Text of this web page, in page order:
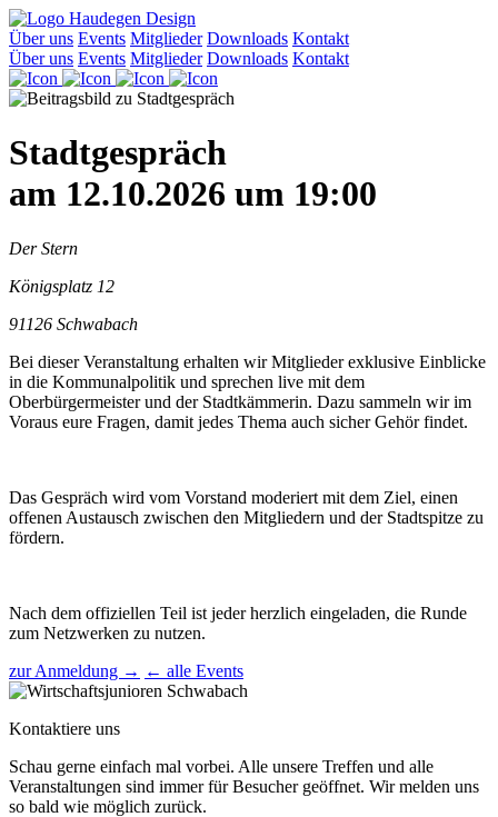
Über uns Events Mitglieder Downloads Kontakt
Über uns Events Mitglieder Downloads Kontakt
Stadtgespräch
am 12.10.2026 um 19:00
Der Stern
Königsplatz 12
91126 Schwabach
Bei dieser Veranstaltung erhalten wir Mitglieder exklusive Einblicke
in die Kommunalpolitik und sprechen live mit dem
Oberbürgermeister und der Stadtkämmerin. Dazu sammeln wir im
Voraus eure Fragen, damit jedes Thema auch sicher Gehör findet.
Das Gespräch wird vom Vorstand moderiert mit dem Ziel, einen
offenen Austausch zwischen den Mitgliedern und der Stadtspitze zu
fördern.
Nach dem offiziellen Teil ist jeder herzlich eingeladen, die Runde
zum Netzwerken zu nutzen.
zur Anmeldung → ← alle Events
Kontaktiere uns
Schau gerne einfach mal vorbei. Alle unsere Treffen und alle
Veranstaltungen sind immer für Besucher geöffnet. Wir melden uns
so bald wie möglich zurück.